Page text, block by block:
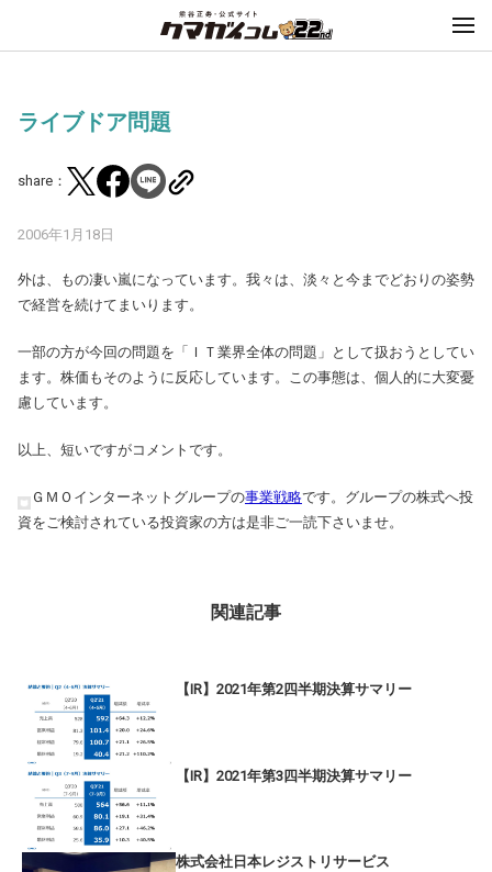
ライブドア問題
share：
2006年1月18日
外は、もの凄い嵐になっています。我々は、淡々と今までどおりの姿勢
で経営を続けてまいります。
一部の方が今回の問題を「ＩＴ業界全体の問題」として扱おうとしてい
ます。株価もそのように反応しています。この事態は、個人的に大変憂
慮しています。
以上、短いですがコメントです。
ＧＭＯインターネットグループの事業戦略です。グループの株式へ投
資をご検討されている投資家の方は是非ご一読下さいませ。
関連記事
【IR】2021年第2四半期決算サマリー
【IR】2021年第3四半期決算サマリー
株式会社日本レジストリサービス